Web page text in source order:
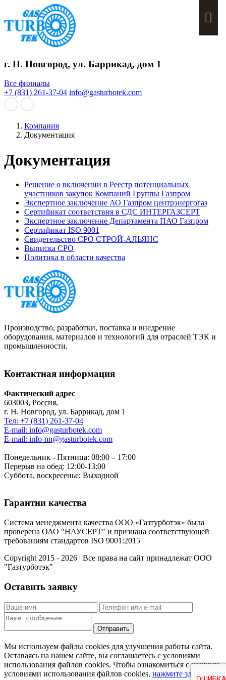
г. Н. Новгород, ул. Баррикад, дом 1
Все филиалы
+7 (831) 261-37-04 info@gasturbotek.com
Компания
Документация
Документация
Решение о включении в Реестр потенциальных
участников закупок Компаний Группы Газпром
Экспертное заключение АО Газпром центрэнергогаз
Сертификат соответствия в СДС ИНТЕРГАЗСЕРТ
Экспертное заключение Департамента ПАО Газпром
Сертификат ISO 9001
Свидетельство СРО СТРОЙ-АЛЬЯНС
Выписка СРО
Политика в области качества
Производство, разработки, поставка и внедрение
оборудования, материалов и технологий для отраслей ТЭК и
промышленности.
Контактная информация
Фактический адрес
603003, Россия,
г. Н. Новгород, ул. Баррикад, дом 1
Тел: +7 (831) 261-37-04
E-mail: info@gasturbotek.com
E-mail: info-nn@gasturbotek.com
Понедельник - Пятница: 08:00 – 17:00
Перерыв на обед: 12:00-13:00
Суббота, воскресенье: Выходной
Гарантии качества
Система менеджмента качества ООО «Газтурботэк» была
проверена ОАО "НАУСЕРТ" и признана соответствующей
требованиям стандартов ISO 9001:2015
Copyright 2015 - 2026 | Все права на сайт принадлежат ООО
"Газтурботэк"
Оставить заявку
Мы используем файлы cookies для улучшения работы сайта.
Оставаясь на нашем сайте, вы соглашаетесь с условиями
использования файлов cookies. Чтобы ознакомиться с нашими
условиями использования файлов cookies, нажмите здесь